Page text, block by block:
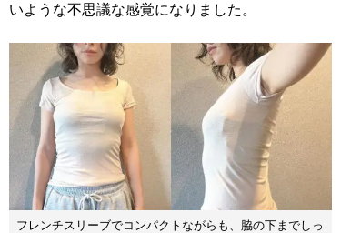
いような不思議な感覚になりました。
フレンチスリーブでコンパクトながらも、脇の下までしっ